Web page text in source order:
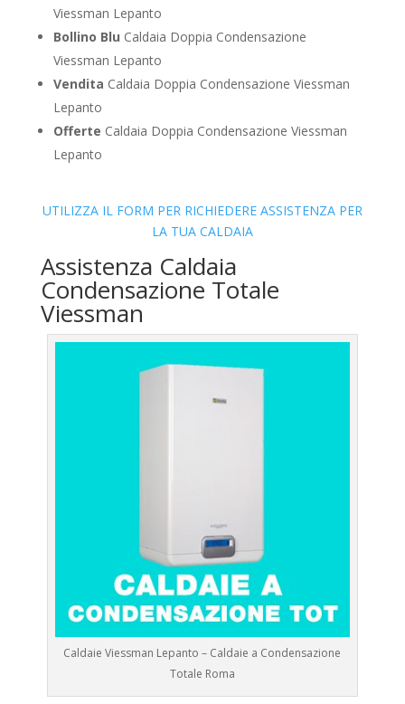
Viessman Lepanto
Bollino Blu Caldaia Doppia Condensazione
Viessman Lepanto
Vendita Caldaia Doppia Condensazione Viessman
Lepanto
Offerte Caldaia Doppia Condensazione Viessman
Lepanto
UTILIZZA IL FORM PER RICHIEDERE ASSISTENZA PER
LA TUA CALDAIA
Assistenza Caldaia
Condensazione Totale
Viessman
Caldaie Viessman Lepanto – Caldaie a Condensazione
Totale Roma